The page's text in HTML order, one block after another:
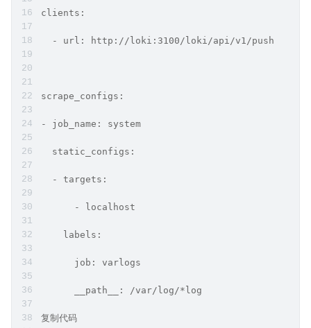
clients:
  - url: http://loki:3100/loki/api/v1/push
scrape_configs:
- job_name: system
  static_configs:
  - targets:
      - localhost
    labels:
      job: varlogs
      __path__: /var/log/*log
复制代码